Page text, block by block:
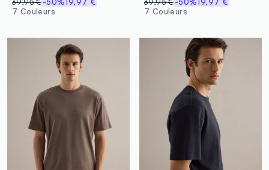
39,95 €-50%19,97 €
7 Couleurs
39,95 € -50%19,97 €
7 Couleurs